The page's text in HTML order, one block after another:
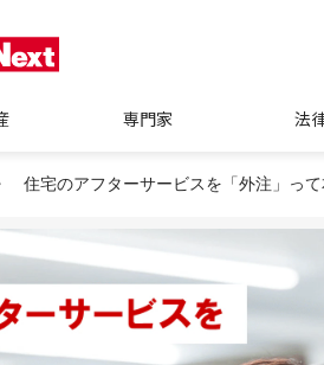
専門家 法
住宅のアフターサービスを「外注」っ